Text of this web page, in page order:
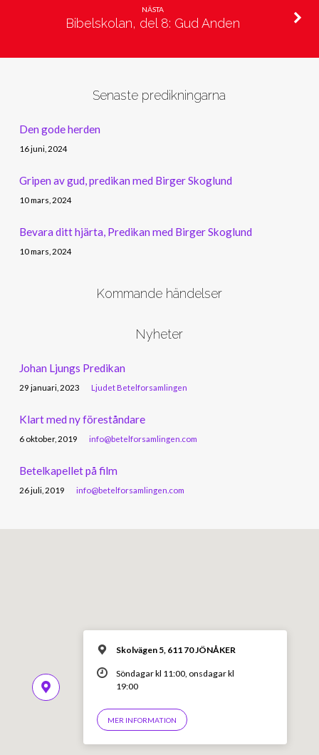
NÄSTA
Bibelskolan, del 8: Gud Anden
Senaste predikningarna
Den gode herden
16 juni, 2024
Gripen av gud, predikan med Birger Skoglund
10 mars, 2024
Bevara ditt hjärta, Predikan med Birger Skoglund
10 mars, 2024
Kommande händelser
Nyheter
Johan Ljungs Predikan
29 januari, 2023 Ljudet Betelforsamlingen
Klart med ny föreståndare
6 oktober, 2019 info@betelforsamlingen.com
Betelkapellet på film
26 juli, 2019 info@betelforsamlingen.com
Skolvägen 5, 611 70 JÖNÅKER
Söndagar kl 11:00, onsdagar kl
19:00
MER INFORMATION